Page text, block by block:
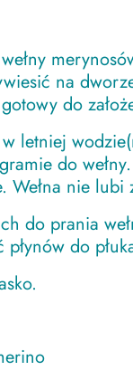
na
do
letniej
do
Wełna nie lubi
do prania
do